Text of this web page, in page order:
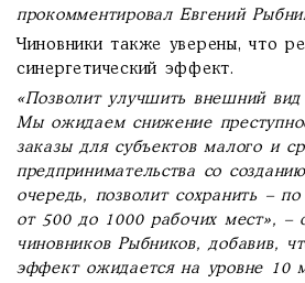
прокомментировал Евгений
Чиновники также уверены, что
синергетический эффект.
«Позволит улучшить внешний вид
Мы ожидаем снижение
заказы для субъектов малого и
предпринимательства со
очередь, позволит сохранить –
от 500 до 1000 рабочих мест», –
чиновников Рыбников, добавив,
эффект ожидается на уровне 10